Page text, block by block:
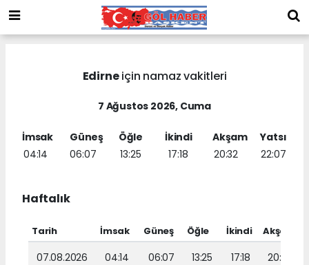
Edirneiçin namaz vakitleri
7 Ağustos 2026, Cuma
İmsak
04:14
Güneş
06:07
Öğle
13:25
İkindi
17:18
Akşam
20:32
Yatsı
22:07
Haftalık
Tarih İmsak Güneş Öğle İkindi Akşam
07.08.2026 04:14 06:07 13:25 17:18 20:32